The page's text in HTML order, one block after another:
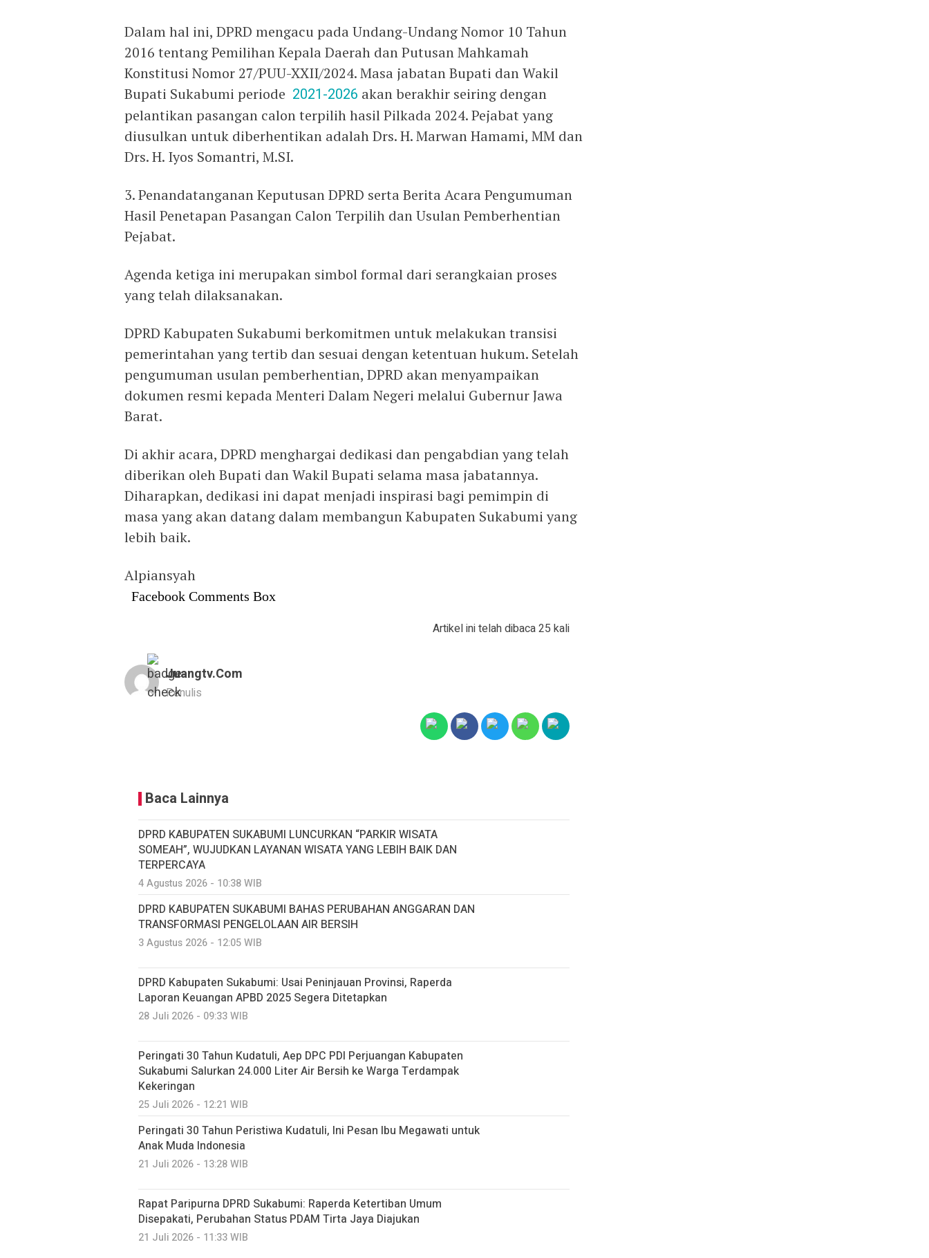
Dalam hal ini, DPRD mengacu pada Undang-Undang Nomor 10 Tahun
2016 tentang Pemilihan Kepala Daerah dan Putusan Mahkamah
Konstitusi Nomor 27/PUU-XXII/2024. Masa jabatan Bupati dan Wakil
Bupati Sukabumi periode 2021-2026 akan berakhir seiring dengan
pelantikan pasangan calon terpilih hasil Pilkada 2024. Pejabat yang
diusulkan untuk diberhentikan adalah Drs. H. Marwan Hamami, MM dan
Drs. H. Iyos Somantri, M.SI.
3. Penandatanganan Keputusan DPRD serta Berita Acara Pengumuman
Hasil Penetapan Pasangan Calon Terpilih dan Usulan Pemberhentian
Pejabat.
Agenda ketiga ini merupakan simbol formal dari serangkaian proses
yang telah dilaksanakan.
‎DPRD Kabupaten Sukabumi berkomitmen untuk melakukan transisi
pemerintahan yang tertib dan sesuai dengan ketentuan hukum. Setelah
pengumuman usulan pemberhentian, DPRD akan menyampaikan
dokumen resmi kepada Menteri Dalam Negeri melalui Gubernur Jawa
Barat.
‎Di akhir acara, DPRD menghargai dedikasi dan pengabdian yang telah
diberikan oleh Bupati dan Wakil Bupati selama masa jabatannya.
Diharapkan, dedikasi ini dapat menjadi inspirasi bagi pemimpin di
masa yang akan datang dalam membangun Kabupaten Sukabumi yang
lebih baik.
Alpiansyah
Facebook Comments Box
Artikel ini telah dibaca 25 kali
Juangtv.com
Penulis
Baca Lainnya
DPRD KABUPATEN SUKABUMI LUNCURKAN “PARKIR WISATA
SOMEAH”, WUJUDKAN LAYANAN WISATA YANG LEBIH BAIK DAN
TERPERCAYA
4 Agustus 2026 - 10:38 WIB
DPRD KABUPATEN SUKABUMI BAHAS PERUBAHAN ANGGARAN DAN
TRANSFORMASI PENGELOLAAN AIR BERSIH
3 Agustus 2026 - 12:05 WIB
DPRD Kabupaten Sukabumi: Usai Peninjauan Provinsi, Raperda
Laporan Keuangan APBD 2025 Segera Ditetapkan
28 Juli 2026 - 09:33 WIB
Peringati 30 Tahun Kudatuli, Aep DPC PDI Perjuangan Kabupaten
Sukabumi Salurkan 24.000 Liter Air Bersih ke Warga Terdampak
Kekeringan
25 Juli 2026 - 12:21 WIB
Peringati 30 Tahun Peristiwa Kudatuli, Ini Pesan Ibu Megawati untuk
Anak Muda Indonesia
21 Juli 2026 - 13:28 WIB
Rapat Paripurna DPRD Sukabumi: Raperda Ketertiban Umum
Disepakati, Perubahan Status PDAM Tirta Jaya Diajukan
21 Juli 2026 - 11:33 WIB